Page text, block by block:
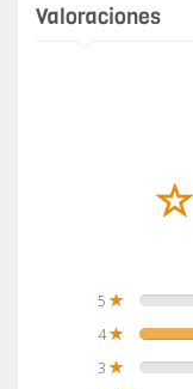
Valoraciones
5
4
3